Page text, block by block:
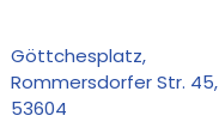
Göttchesplatz,
Rommersdorfer Str. 45,
53604